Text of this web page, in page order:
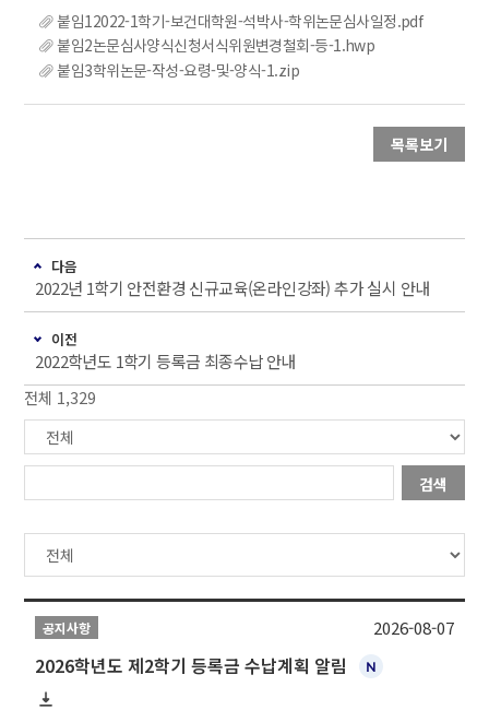
붙임12022-1학기-보건대학원-석박사-학위논문심사일정.pdf
붙임2논문심사양식신청서식위원변경철회-등-1.hwp
붙임3학위논문-작성-요령-및-양식-1.zip
목록보기
다음
2022년 1학기 안전환경 신규교육(온라인강좌) 추가 실시 안내
이전
2022학년도 1학기 등록금 최종수납 안내
전체 1,329
검색
공지사항
2026학년도 제2학기 등록금 수납계획 알림
2026-08-07